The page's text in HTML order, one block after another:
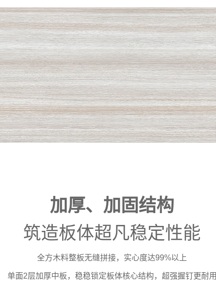
加厚、加固结构
筑造板体超凡稳定性能
全方木料整板无缝拼接，实心度达99%以上
单面2层加厚中板，稳稳锁定板体核心结构，超强握钉更耐用